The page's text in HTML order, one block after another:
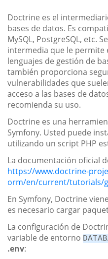
Doctrine es el
bases de datos. Es
MySQL, PostgreSQL, etc.
intermedia que le permite
lenguajes de gestión de
también proporciona
vulnerabilidades que
acceso a las bases de
recomienda su uso.
Doctrine es una
Symfony. Usted puede
utilizando un script PHP
La documentación oficial
https://www.doctrine-
orm/en/current/tutorials/
En Symfony, Doctrine
es necesario cargar
La configuración de
variable de entorno
.env: